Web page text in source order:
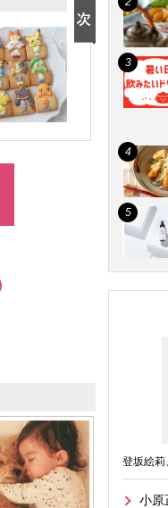
登坂絵
小原